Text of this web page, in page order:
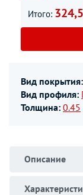
Итого:
Вид покрытия:
Вид профиля:
Толщина: 0.45
Описание